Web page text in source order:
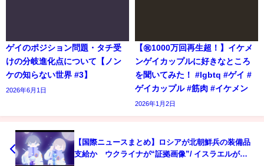
ゲイのポジション問題・タチ受
けの分岐進化点について【ノン
ケの知らない世界 #3】
2026年6月1日
【㊗️1000万回再生超！】イケメ
ンゲイカップルに好きなところ
を聞いてみた！ #lgbtq #ゲイ #
ゲイカップル #筋肉 #イケメン
2026年1月2日
【国際ニュースまとめ】ロシアが北朝鮮兵の装備品
支給か ウクライナが“証拠画像”/ イスラエルがガ